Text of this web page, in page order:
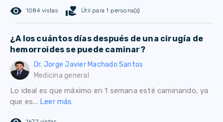
remove_red_eye 1084 vistas volunteer_activism Útil para 1 persona(s)
¿A los cuántos días después de una cirugía de
hemorroides se puede caminar?
Dr. Jorge Javier Machado Santos
Medicina general
Lo ideal es que máximo en 1 semana esté caminando, ya
que es... Leer más